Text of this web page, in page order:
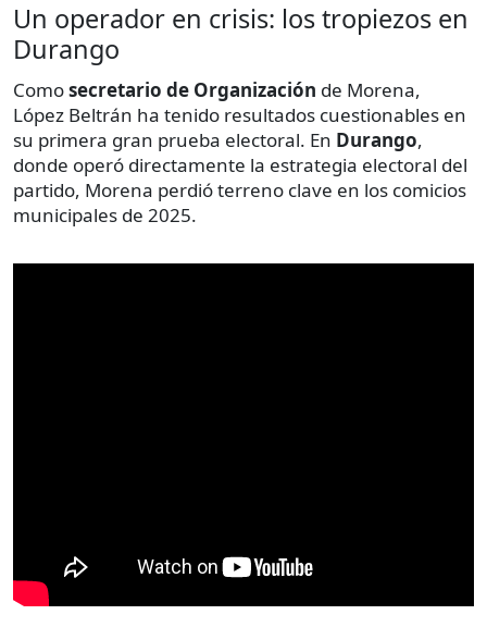
Un operador en crisis: los tropiezos en
Durango
Comosecretario de Organización de Morena,
López Beltrán ha tenido resultados cuestionables en
su primera gran prueba electoral. En Durango,
donde operó directamente la estrategia electoral del
partido, Morena perdió terreno clave en los comicios
municipales de 2025.